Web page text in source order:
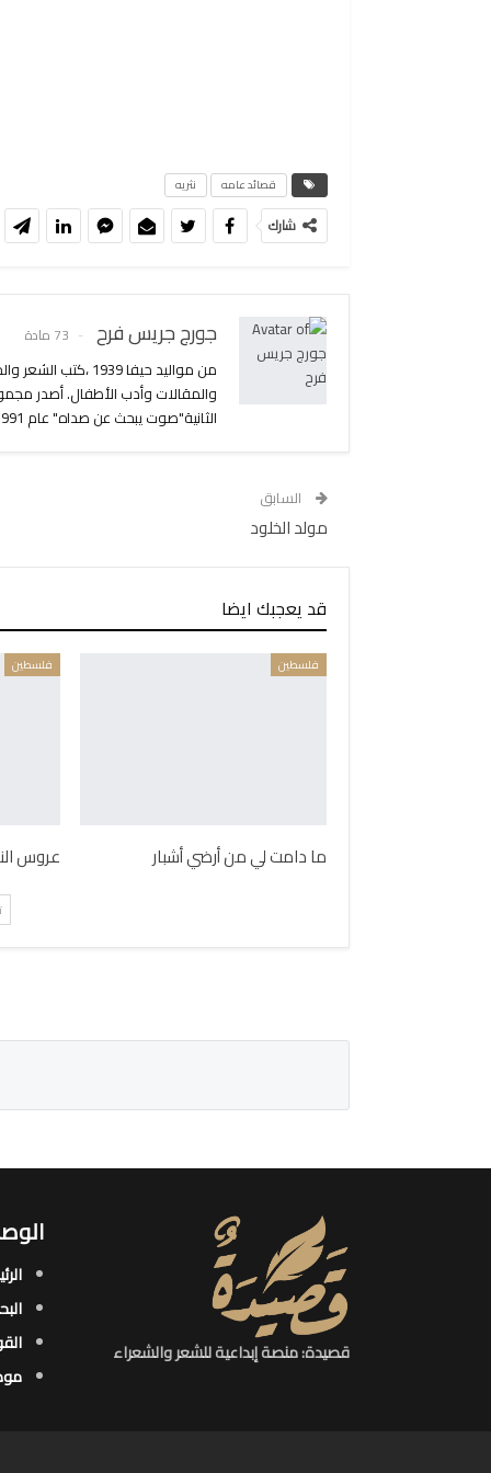
قصائد عامه نثريه
شارك
جورج جريس فرح 73 مادة
من مواليد حيفا
الثانية"صوت يبحث عن صداه" عام 1991 وصدر له في حزيران 2006 المجموعة الثالثة بهنوان "همسات في العاصفة.
السابق
مولد الخلود
قد يعجبك ايضا
فلسطين
ما دامت لي من أرضي أشبار
فلسطين
عروس
قصيدة: منصة إبداعية للشعر والشعراء